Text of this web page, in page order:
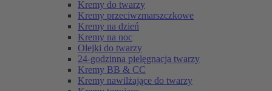
Kremy do twarzy
Kremy przeciwzmarszczkowe
Kremy na dzień
Kremy na noc
Olejki do twarzy
24-godzinna pielęgnacja twarzy
Kremy BB & CC
Kremy nawilżające do twarzy